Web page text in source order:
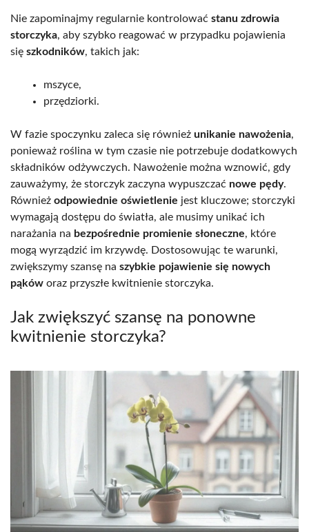
Nie zapominajmy regularnie kontrolować stanu zdrowia
storczyka, aby szybko reagować w przypadku pojawienia
się szkodników, takich jak:
mszyce,
przędziorki.
W fazie spoczynku zaleca się również unikanie nawożenia,
ponieważ roślina w tym czasie nie potrzebuje dodatkowych
składników odżywczych. Nawożenie można wznowić, gdy
zauważymy, że storczyk zaczyna wypuszczać nowe pędy.
Również odpowiednie oświetlenie jest kluczowe; storczyki
wymagają dostępu do światła, ale musimy unikać ich
narażania na bezpośrednie promienie słoneczne, które
mogą wyrządzić im krzywdę. Dostosowując te warunki,
zwiększymy szansę na szybkie pojawienie się nowych
pąków oraz przyszłe kwitnienie storczyka.
Jak zwiększyć szansę na ponowne
kwitnienie storczyka?